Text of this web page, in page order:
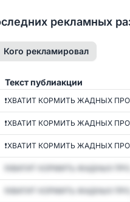
рекламных
Кого рекламировал
Текст публиакции
❗️ХВАТИТ КОРМИТЬ ЖАДНЫХ
❗️ХВАТИТ КОРМИТЬ ЖАДНЫХ
❗️ХВАТИТ КОРМИТЬ ЖАДНЫХ
❗️ХВАТИТ КОРМИТЬ ЖАДНЫХ
❗️ХВАТИТ КОРМИТЬ ЖАДНЫХ